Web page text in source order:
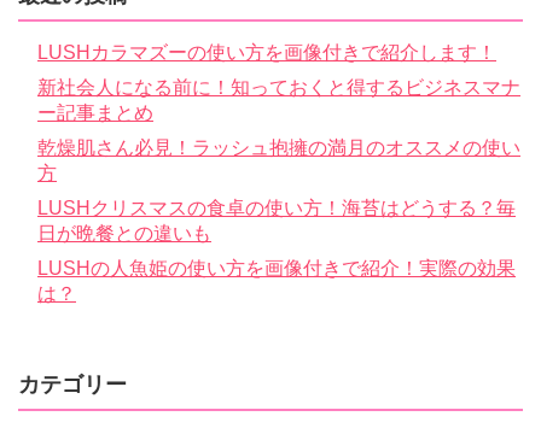
LUSHカラマズーの使い方を画像付きで紹介します！
新社会人になる前に！知っておくと得するビジネスマナ
ー記事まとめ
乾燥肌さん必見！ラッシュ抱擁の満月のオススメの使い
方
LUSHクリスマスの食卓の使い方！海苔はどうする？毎
日が晩餐との違いも
LUSHの人魚姫の使い方を画像付きで紹介！実際の効果
は？
カテゴリー